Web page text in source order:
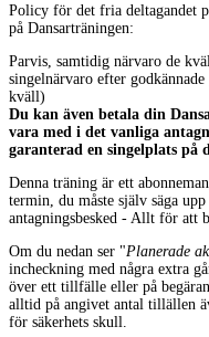
Policy för det fria deltagandet
på Dansarträningen:
Parvis, samtidig närvaro de
singelnärvaro efter
kväll)
Du kan även betala din
vara med i det vanliga
garanterad en singelplats på
Denna träning är ett
termin, du måste själv säga
antagningsbesked - Allt för att
Om du nedan ser "Planerade
incheckning med några extra
över ett tillfälle eller på
alltid på angivet antal tillällen
för säkerhets skull.